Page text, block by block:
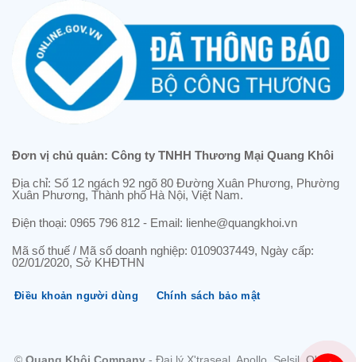
Đơn vị chủ quản: Công ty TNHH Thương Mại Quang Khôi
Địa chỉ: Số 12 ngách 92 ngõ 80 Đường Xuân Phương, Phường
Xuân Phương, Thành phố Hà Nội, Việt Nam.
Điện thoại: 0965 796 812 - Email: lienhe@quangkhoi.vn
Mã số thuế / Mã số doanh nghiệp: 0109037449, Ngày cấp:
02/01/2020, Sở KHĐTHN
Điều khoản người dùng Chính sách bảo mật